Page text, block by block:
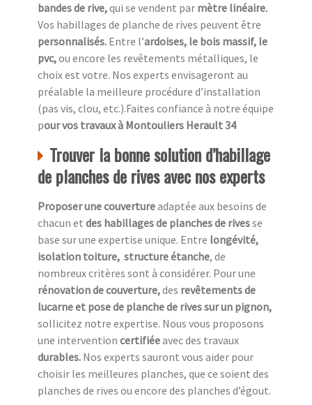
bandes de rive,qui se vendent par mètre linéaire.
Vos habillages de planche de rives peuvent être
personnalisés. Entre l’ardoises, le bois massif, le
pvc,ou encore les revêtements métalliques, le
choix est votre. Nos experts envisageront au
préalable la meilleure procédure d’installation
(pas vis, clou, etc.).Faites confiance à notre équipe
pour vos travaux à Montouliers Herault 34
Trouver la bonne solution d’habillage
de planches de rives avec nos experts
Proposer une couvertureadaptée aux besoins de
chacun et des habillages de planches de rivesse
base sur une expertise unique. Entre longévité,
isolation toiture, structure étanche, de
nombreux critères sont à considérer. Pour une
rénovation de couverture,des revêtements de
lucarne et pose de planche de rives sur un pignon,
sollicitez notre expertise. Nous vous proposons
une intervention certifiéeavec des travaux
durables. Nos experts sauront vous aider pour
choisir les meilleures planches, que ce soient des
planches de rives ou encore des planches d’égout.